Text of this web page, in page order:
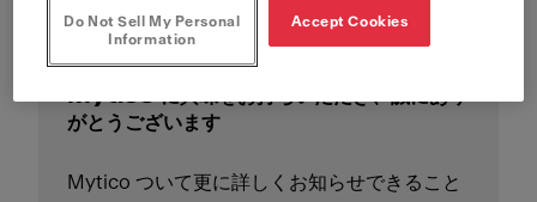
がとうございます
Mytico ついて更に詳しくお知らせできること
Do Not Sell My Personal
Information
Accept Cookies